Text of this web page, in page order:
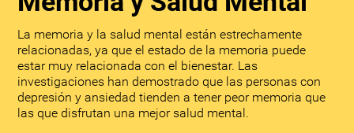
La memoria y la salud mental están estrechamente
relacionadas, ya que el estado de la memoria puede
estar muy relacionada con el bienestar. Las
investigaciones han demostrado que las personas con
depresión y ansiedad tienden a tener peor memoria que
las que disfrutan una mejor salud mental.